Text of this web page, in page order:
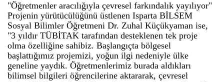
"Öğretmenler aracılığıyla çevresel farkındalık yayılıyor"
Projenin yürütücülüğünü üstlenen Isparta BİLSEM
Sosyal Bilimler Öğretmeni Dr. Zuhal Küçükyaman ise,
"3 yıldır TÜBİTAK tarafından desteklenen tek proje
olma özelliğine sahibiz. Başlangıçta bölgesel
başlattığımız projemizi, yoğun ilgi nedeniyle ülke
geneline yaydık. Öğretmenlerimiz burada aldıkları
bilimsel bilgileri öğrencilerine aktararak, çevresel